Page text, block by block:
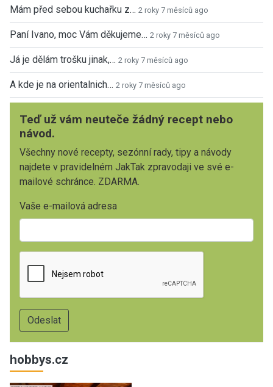
Mám před sebou kuchařku z… 2 roky 7 měsíců ago
Paní Ivano, moc Vám děkujeme… 2 roky 7 měsíců ago
Já je dělám trošku jinak,… 2 roky 7 měsíců ago
A kde je na orientalnich… 2 roky 7 měsíců ago
Teď už vám neuteče žádný recept nebo
návod.
Všechny nové recepty, sezónní rady, tipy a návody
najdete v pravidelném JakTak zpravodaji ve své e-
mailové schránce. ZDARMA.
Vaše e-mailová adresa
hobbys.cz